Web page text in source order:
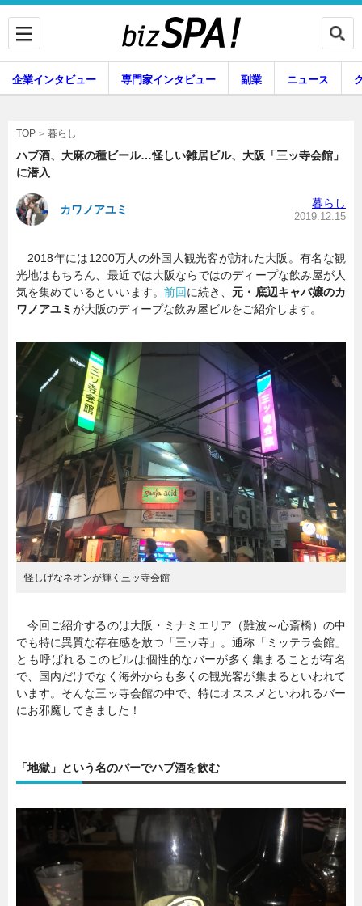
専門家インタビュー
副業 ニュース
暮らし エンタメ
連載一覧
企業インタビュー 専門家インタビュー 副業 ニュース
TOP 暮らし
ハブ酒、大麻の種ビール…怪しい雑居ビル、大阪「三ッ寺会館」
に潜入
カワノアユミ 暮らし
2019.12.15
2018年には1200万人の外国人観光客が訪れた大阪。有名な観
光地はもちろん、最近では大阪ならではのディープな飲み屋が人
気を集めているといいます。 前回に続き、 元・底辺キャバ嬢のカ
ワノアユミ が大阪のディープな飲み屋ビルをご紹介します。
怪しげなネオンが輝く三ッ寺会館
今回ご紹介するのは大阪・ミナミエリア（難波～心斎橋）の中
でも特に異質な存在感を放つ「三ッ寺」。通称「ミッテラ会館」
とも呼ばれるこのビルは個性的なバーが多く集まることが有名
で、国内だけでなく海外からも多くの観光客が集まるといわれて
います。そんな三ッ寺会館の中で、特にオススメといわれるバー
にお邪魔してきました！
「地獄」という名のバーでハブ酒を飲む